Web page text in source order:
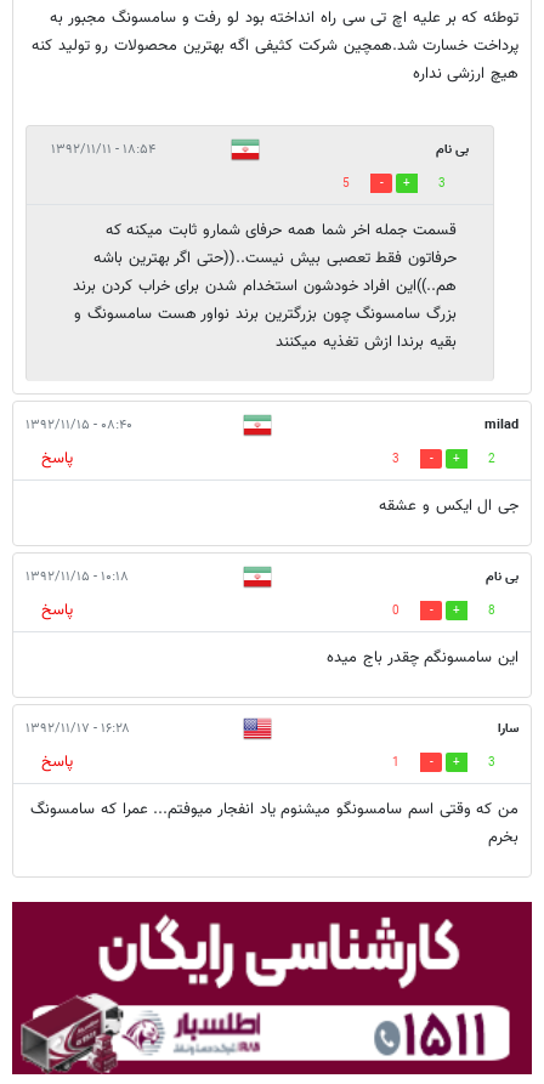
توطئه که بر علیه اچ تی سی راه انداخته بود لو رفت و سامسونگ مجبور به
پرداخت خسارت شد.همچین شرکت کثیفی اگه بهترین محصولات رو تولید کنه
هیچ ارزشی نداره
بی نام ۱۸:۵۴ - ۱۳۹۲/۱۱/۱۱
3
5
قسمت جمله اخر شما همه حرفای شمارو ثابت میکنه که
حرفاتون فقط تعصبی بیش نیست..((حتی اگر بهترین باشه
هم..))این افراد خودشون استخدام شدن برای خراب کردن برند
بزرگ سامسونگ چون بزرگترین برند نواور هست سامسونگ و
بقیه برندا ازش تغذیه میکنند
milad ۰۸:۴۰ - ۱۳۹۲/۱۱/۱۵
2
3
پاسخ
جی ال ایکس و عشقه
بی نام ۱۰:۱۸ - ۱۳۹۲/۱۱/۱۵
8
0
پاسخ
این سامسونگم چقدر باج میده
سارا ۱۶:۲۸ - ۱۳۹۲/۱۱/۱۷
3
1
پاسخ
من که وقتی اسم سامسونگو میشنوم یاد انفجار میوفتم... عمرا که سامسونگ
بخرم